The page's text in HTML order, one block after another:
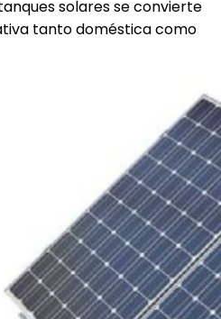
solares se convierte
tanto doméstica como